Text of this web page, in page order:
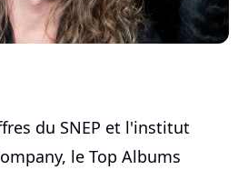
du SNEP et l'institut
le Top Albums